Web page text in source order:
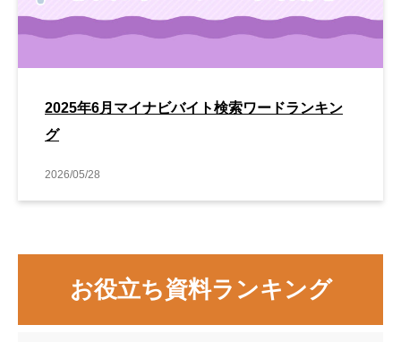
2025年6月マイナビバイト検索ワードランキン
グ
2026/05/28
お役立ち資料ランキング